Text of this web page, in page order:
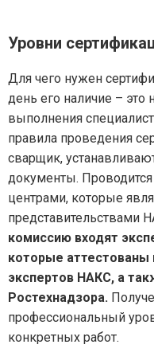
Уровни
Для чего нужен
день его наличие – это
выполнения
правила проведения
сварщик,
документы.
центрами, которые
представительствами
комиссию входят
которые
экспертов НАКС, а
Ростехнадзора.
профессиональный
конкретных работ.